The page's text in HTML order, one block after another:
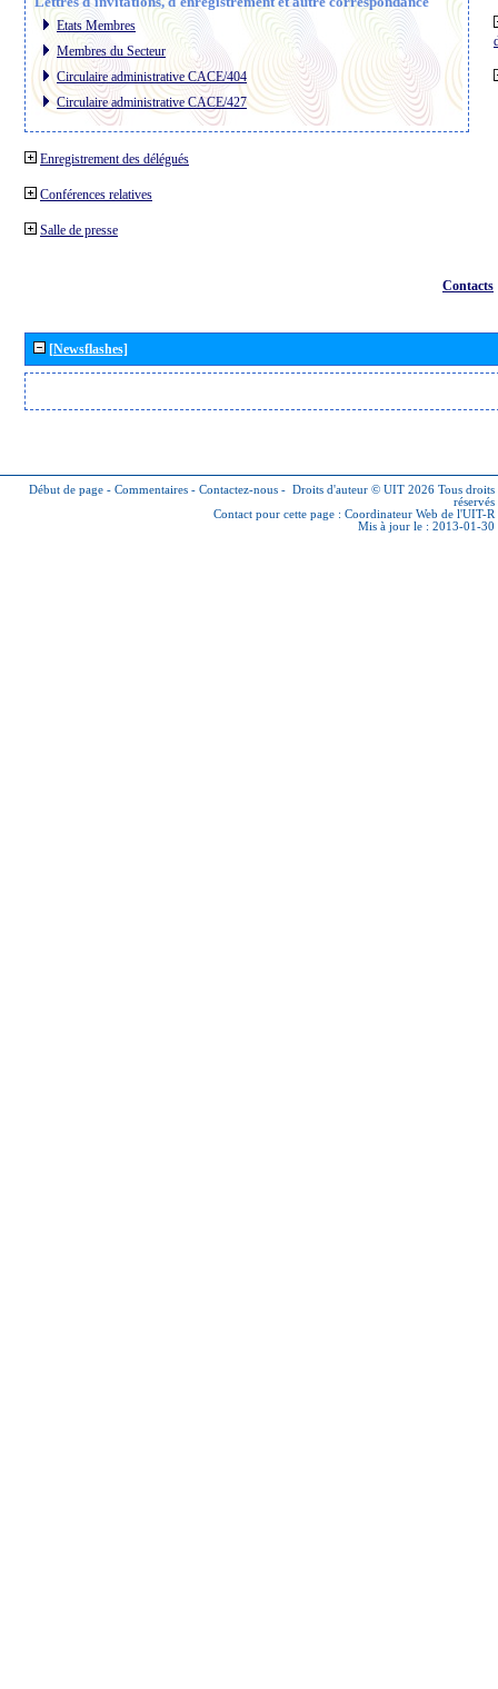
Etats Membres
Membres du Secteur
Circulaire administrative CACE/404
Circulaire administrative CACE/427
Enregistrement des délégués
Conférences relatives
Salle de presse
Contacts
[Newsflashes]
Début de page - Commentaires - Contactez-nous - Droits d'auteur © UIT 2026 Tous droits
réservés
Contact pour cette page : Coordinateur Web de l'UIT-R
Mis à jour le : 2013-01-30